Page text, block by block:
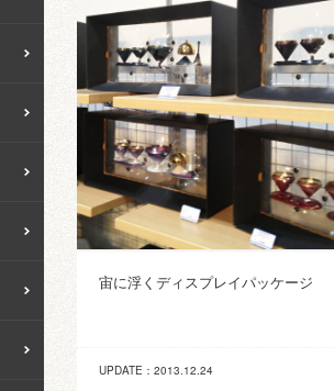
宙に浮くディスプレイパッケージ
UPDATE：2013.12.24